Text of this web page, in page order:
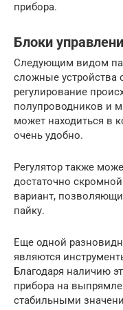
прибора.
Блоки
Следующим видом
сложные устройства
регулирование
полупроводников и
может находиться в
очень удобно.
Регулятор также
достаточно
вариант,
пайку.
Еще одной
являются
Благодаря наличию
прибора на
стабильными